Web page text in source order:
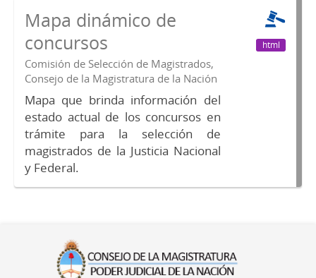
Mapa dinámico de
concursos
Comisión de Selección de Magistrados,
Consejo de la Magistratura de la Nación
Mapa que brinda información del
estado actual de los concursos en
trámite para la selección de
magistrados de la Justicia Nacional
y Federal.
html